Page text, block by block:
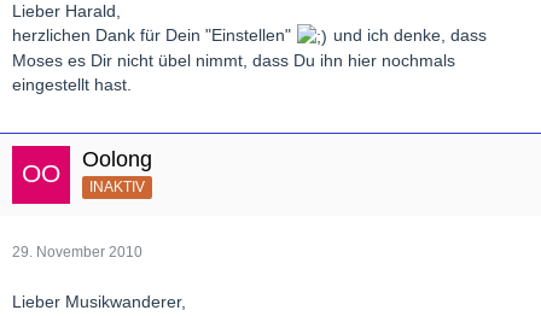
Lieber Harald,
herzlichen Dank für Dein "Einstellen"
und ich denke, dass
Moses es Dir nicht übel nimmt, dass Du ihn hier nochmals
eingestellt hast.
Oolong
INAKTIV
29. November 2010
Lieber Musikwanderer,